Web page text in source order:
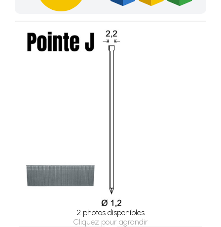
Achetez 4 sachets ou boîtes d'agrafes ou de pointes et
2 photos disponibles
Cliquez pour agrandir